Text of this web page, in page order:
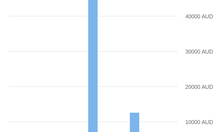
10000 AUD
20000 AUD
30000 AUD
40000 AUD